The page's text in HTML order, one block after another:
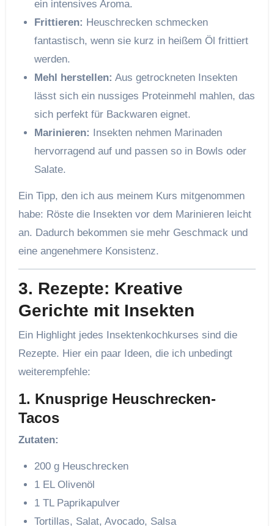
ein intensives Aroma.
Frittieren: Heuschrecken schmecken
fantastisch, wenn sie kurz in heißem Öl frittiert
werden.
Mehl herstellen: Aus getrockneten Insekten
lässt sich ein nussiges Proteinmehl mahlen, das
sich perfekt für Backwaren eignet.
Marinieren: Insekten nehmen Marinaden
hervorragend auf und passen so in Bowls oder
Salate.
Ein Tipp, den ich aus meinem Kurs mitgenommen
habe: Röste die Insekten vor dem Marinieren leicht
an. Dadurch bekommen sie mehr Geschmack und
eine angenehmere Konsistenz.
3. Rezepte: Kreative
Gerichte mit Insekten
Ein Highlight jedes Insektenkochkurses sind die
Rezepte. Hier ein paar Ideen, die ich unbedingt
weiterempfehle:
1. Knusprige Heuschrecken-
Tacos
Zutaten:
200 g Heuschrecken
1 EL Olivenöl
1 TL Paprikapulver
Tortillas, Salat, Avocado, Salsa